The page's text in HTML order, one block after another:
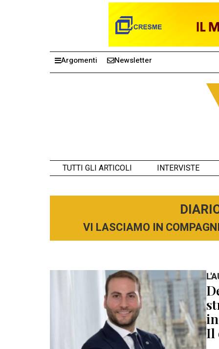
Argomenti Newsletter
TUTTI GLI ARTICOLI INTERVISTE
VI LASCIAMO IN
Il